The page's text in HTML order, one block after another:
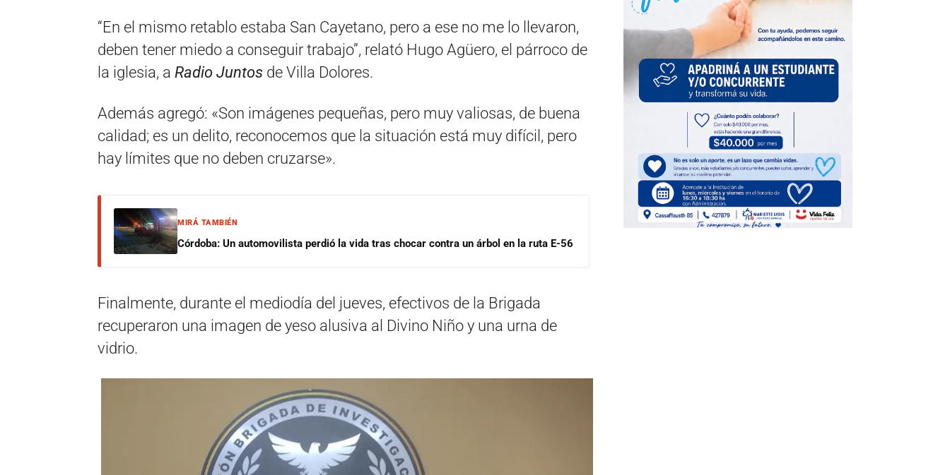
“En el mismo retablo estaba San Cayetano, pero a ese no me lo llevaron,
deben tener miedo a conseguir trabajo”, relató Hugo Agüero, el párroco de
la iglesia, a Radio Juntos de Villa Dolores.
Además agregó: «Son imágenes pequeñas, pero muy valiosas, de buena
calidad; es un delito, reconocemos que la situación está muy difícil, pero
hay límites que no deben cruzarse».
MIRÁ TAMBIÉN
Córdoba: Un automovilista perdió la vida tras chocar contra un árbol en la ruta E-56
Finalmente, durante el mediodía del jueves, efectivos de la Brigada
recuperaron una imagen de yeso alusiva al Divino Niño y una urna de
vidrio.